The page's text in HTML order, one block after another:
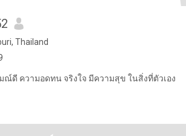
Thailand
ณ์ดี ความอดทน จริงใจ มีความสุข ในสิ่งที่ตัวเอง